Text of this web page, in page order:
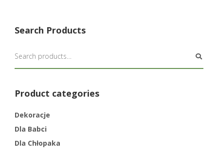
Search Products
Product categories
Dekoracje
Dla Babci
Dla Chłopaka